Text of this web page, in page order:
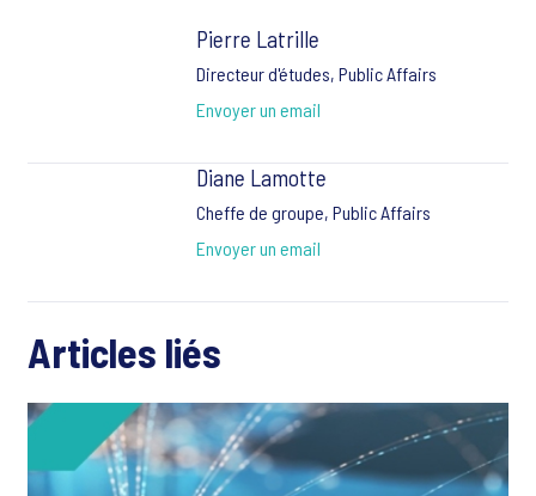
Pierre Latrille
Directeur d'études, Public Affairs
Envoyer un email
Diane Lamotte
Cheffe de groupe, Public Affairs
Envoyer un email
Articles liés